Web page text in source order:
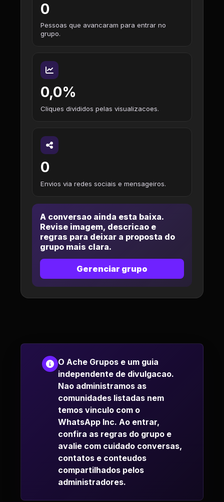
0
Pessoas que avancaram para entrar no
grupo.
0,0%
Cliques divididos pelas visualizacoes.
0
Envios via redes sociais e mensageiros.
A conversao ainda esta baixa.
Revise imagem, descricao e
regras para deixar a proposta do
grupo mais clara.
Gerenciar grupo
O Ache Grupos e um guia
independente de divulgacao.
Nao administramos as
comunidades listadas nem
temos vinculo com o
WhatsApp Inc. Ao entrar,
confira as regras do grupo e
avalie com cuidado conversas,
contatos e conteudos
compartilhados pelos
administradores.